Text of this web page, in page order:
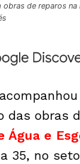
de reparos
das obras
Água e
35, no